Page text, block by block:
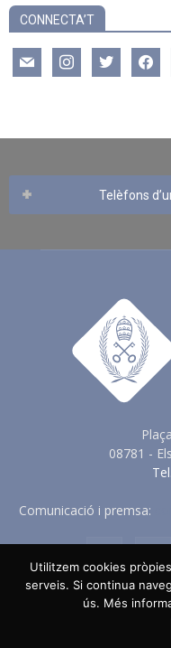
CONNECTA’T
mail instagramtwitter
Telèfons
08781 -
Comunicació i premsa:
Avis Legal Política
Política en
Utilitzem cookies
serveis. Si continua
ús. Més